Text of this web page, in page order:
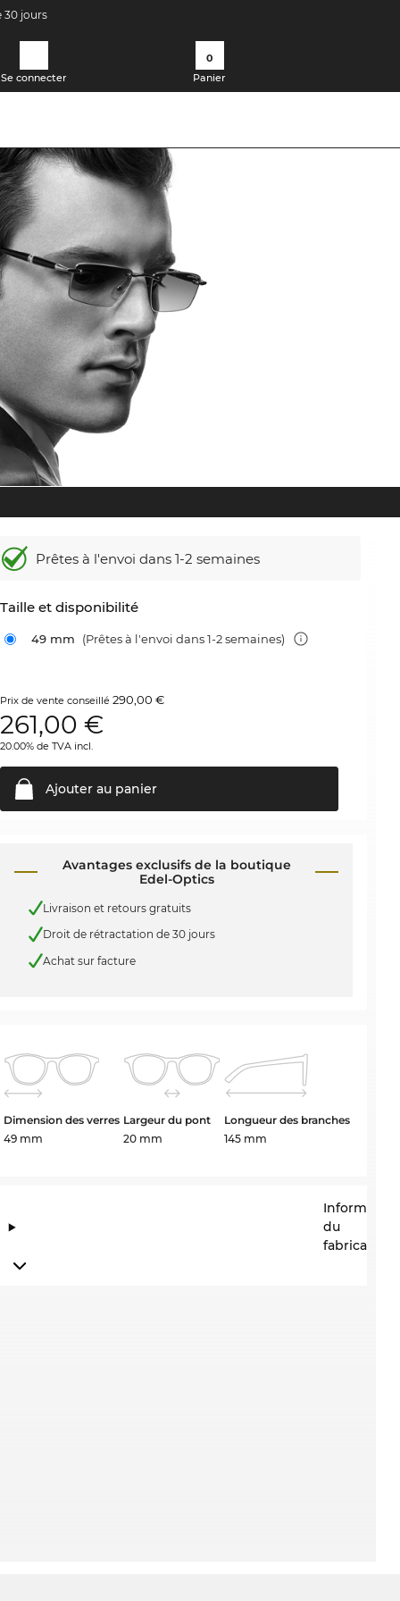
30 jours
Se connecter
0
Panier
Prêtes à l'envoi dans 1-2 semaines
Taille et disponibilité
49 mm (Prêtes à l'envoi dans 1-2 semaines)
Prix de vente conseillé290,00 €
261,00 €
20.00% de TVA incl.
Ajouter au panier
Avantages exclusifs de la boutique
Edel-Optics
Livraison et retours gratuits
Droit de rétractation de 30 jours
Achat sur facture
Dimension des verres
49 mm
Largeur du pont
20 mm
Longueur des branches
145 mm
du
fabricant